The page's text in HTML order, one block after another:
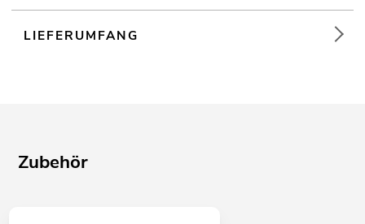
LIEFERUMFANG
Zubehör